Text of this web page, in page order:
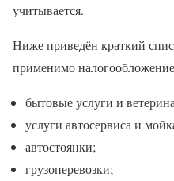
учитывается.
Ниже приведён краткий
применимо
бытовые услуги и
услуги автосервиса и
автостоянки;
грузоперевозки;